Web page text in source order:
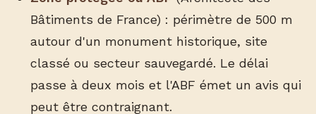
Bâtiments de France) : périmètre de 500 m
autour d'un monument historique, site
classé ou secteur sauvegardé. Le délai
passe à deux mois et l'ABF émet un avis qui
peut être contraignant.